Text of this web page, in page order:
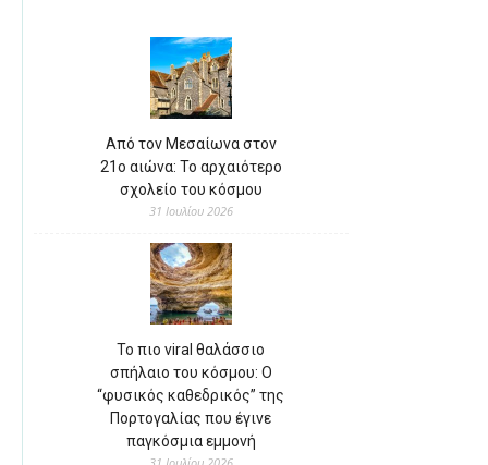
Από τον Μεσαίωνα στον
21ο αιώνα: Το αρχαιότερο
σχολείο του κόσμου
31 Ιουλίου 2026
Το πιο viral θαλάσσιο
σπήλαιο του κόσμου: Ο
“φυσικός καθεδρικός” της
Πορτογαλίας που έγινε
παγκόσμια εμμονή